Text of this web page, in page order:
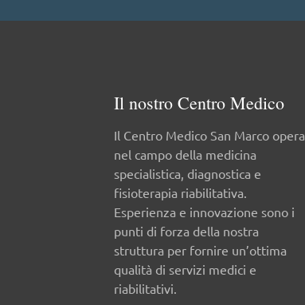
Il nostro Centro Medico
Il Centro Medico San Marco opera
nel campo della medicina
specialistica, diagnostica e
fisioterapia riabilitativa.
Esperienza e innovazione sono i
punti di forza della nostra
struttura per fornire un’ottima
qualità di servizi medici e
riabilitativi.